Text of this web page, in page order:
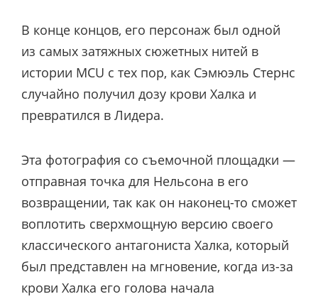
В конце концов, его персонаж был одной
из самых затяжных сюжетных нитей в
истории MCU с тех пор, как Сэмюэль Стернс
случайно получил дозу крови Халка и
превратился в Лидера.
Эта фотография со съемочной площадки —
отправная точка для Нельсона в его
возвращении, так как он наконец-то сможет
воплотить сверхмощную версию своего
классического антагониста Халка, который
был представлен на мгновение, когда из-за
крови Халка его голова начала